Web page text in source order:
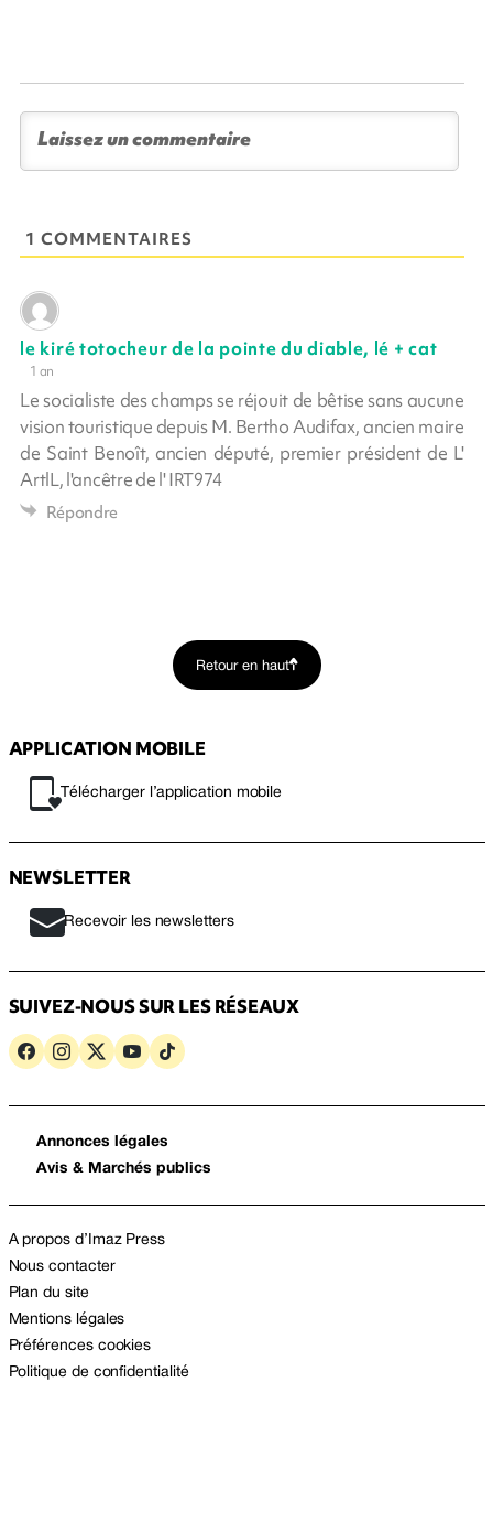
1 COMMENTAIRES
le kiré totocheur de la pointe du diable, lé + cat
1 an
Le socialiste des champs se réjouit de bêtise sans aucune
vision touristique depuis M. Bertho Audifax, ancien maire
de Saint Benoît, ancien député, premier président de L'
ArtlL, l'ancêtre de l' IRT974
Répondre
Retour en haut
APPLICATION MOBILE
Télécharger l’application mobile
NEWSLETTER
Recevoir les newsletters
SUIVEZ-NOUS SUR LES RÉSEAUX
Annonces légales
Avis & Marchés publics
A propos d’Imaz Press
Nous contacter
Plan du site
Mentions légales
Préférences cookies
Politique de confidentialité